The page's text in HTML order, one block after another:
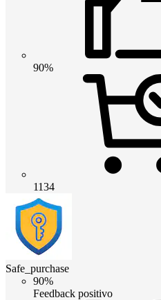
90%
1134
Safe_purchase
90%
Feedback positivo